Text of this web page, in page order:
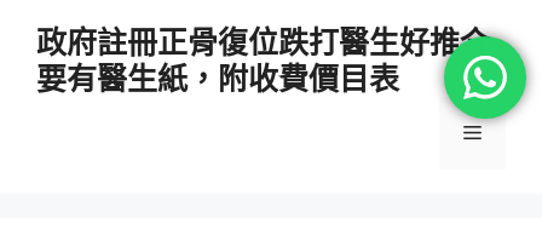
政府註冊正骨復位跌打醫生好推介
要有醫生紙，附收費價目表
選